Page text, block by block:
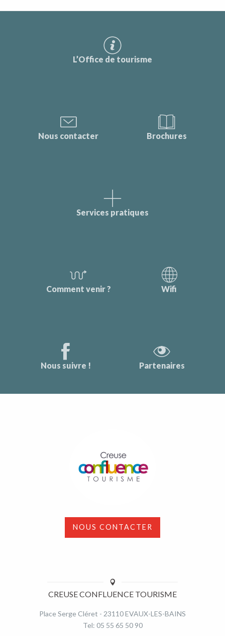
L’Office de tourisme
Nous contacter Brochures
Services pratiques
Comment venir ? Wifi
Nous suivre ! Partenaires
NOUS CONTACTER
CREUSE CONFLUENCE TOURISME
Place Serge Cléret - 23110 EVAUX-LES-BAINS
Tel: 05 55 65 50 90